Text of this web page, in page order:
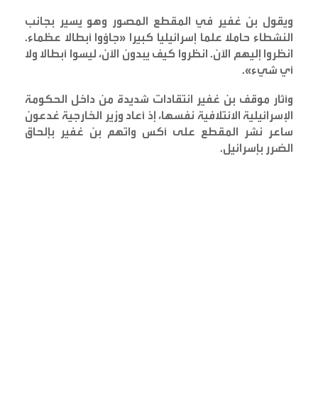
ويقول بن غفير في المقطع المصور وهو يسير بجانب
النشطاء حاملا علما إسرائيليا كبيرا «جاؤوا أبطالا عظماء.
انظروا إليهم الآن. انظروا كيف يبدون الآن، ليسوا أبطالا ولا
أي شيء».
وأثار موقف بن غفير انتقادات شديدة من داخل الحكومة
الإسرائيلية الائتلافية نفسها، إذ أعاد وزير الخارجية غدعون
ساعر نشر المقطع على أكس واتهم بن غفير بإلحاق
الضرر بإسرائيل.